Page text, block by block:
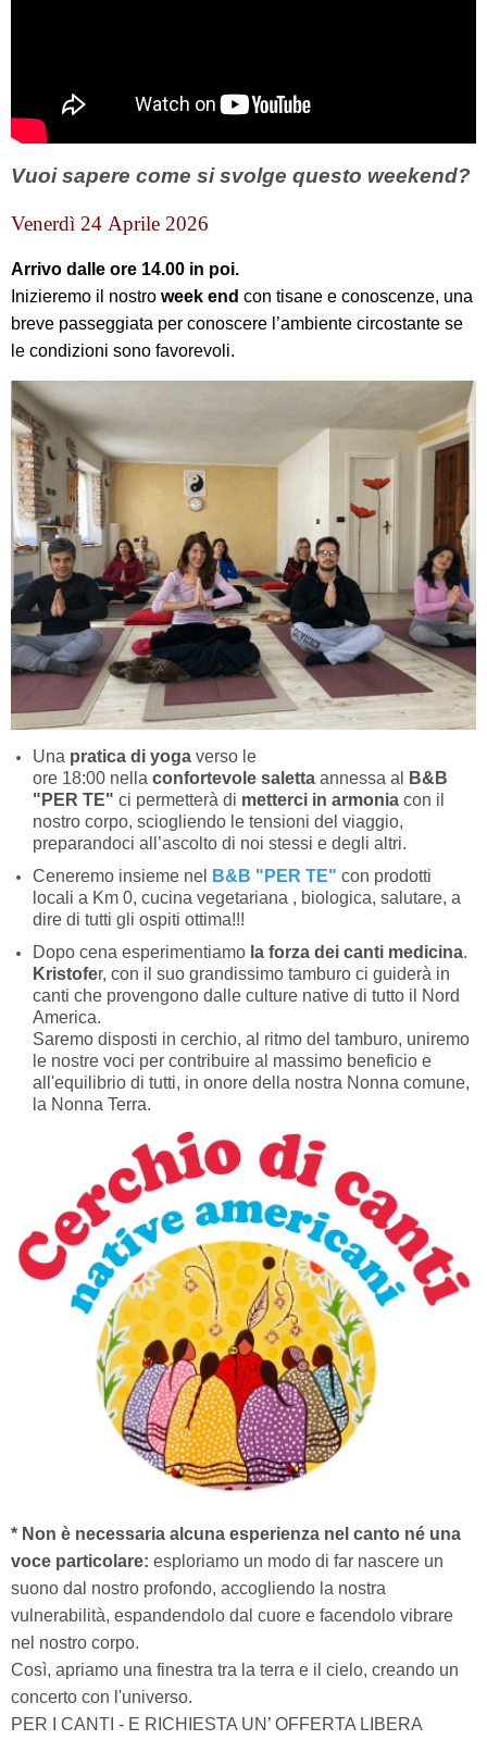
Vuoi sapere come si svolge questo weekend?
Venerdì 24 Aprile 2026
Arrivo dalle ore 14.00 in poi.
Inizieremo il nostro week end con tisane e conoscenze, una
breve passeggiata per conoscere l’ambiente circostante se
le condizioni sono favorevoli.
Una pratica di yoga verso le
ore 18:00 nella confortevole saletta annessa al
B&B
"PER TE" ci permetterà di metterci in armonia con il
nostro corpo, sciogliendo le tensioni del viaggio,
preparandoci all’ascolto di noi stessi e degli altri.
Ceneremo insieme nel
B&B "PER TE" con prodotti
locali a Km 0, cucina vegetariana , biologica, salutare, a
dire di tutti gli ospiti ottima!!!
Dopo cena esperimentiamo la forza dei canti medicina.
Kristofer, con il suo grandissimo tamburo ci guiderà in
canti che provengono dalle culture native di tutto il Nord
America.
Saremo disposti in cerchio, al ritmo del tamburo, uniremo
le nostre voci per contribuire al massimo beneficio e
all'equilibrio di tutti, in onore della nostra Nonna comune,
la Nonna Terra.
* Non è necessaria alcuna esperienza nel canto né una
voce particolare: esploriamo un modo di far nascere un
suono dal nostro profondo, accogliendo la nostra
vulnerabilità, espandendolo dal cuore e facendolo vibrare
nel nostro corpo.
Così, apriamo una finestra tra la terra e il cielo, creando un
concerto con l'universo.
PER I CANTI - E RICHIESTA UN’ OFFERTA LIBERA